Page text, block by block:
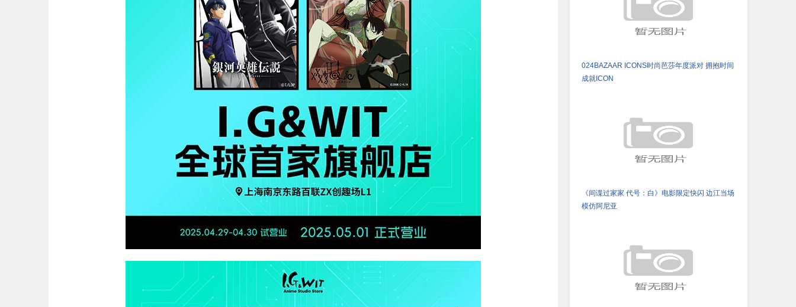
024BAZAAR ICONS时尚芭莎年度派对 拥抱时间
成就ICON
《间谍过家家 代号：白》电影限定快闪 边江当场
模仿阿尼亚